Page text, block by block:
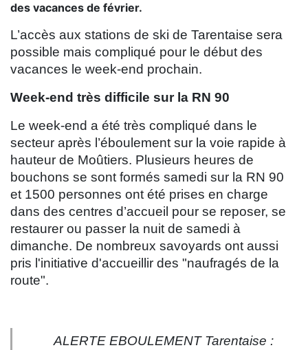
des vacances de février.
L’accès aux stations de ski de Tarentaise sera
possible mais compliqué pour le début des
vacances le week-end prochain.
Week-end très difficile sur la RN 90
Le week-end a été très compliqué dans le
secteur après l’éboulement sur la voie rapide à
hauteur de Moûtiers. Plusieurs heures de
bouchons se sont formés samedi sur la RN 90
et 1500 personnes ont été prises en charge
dans des centres d’accueil pour se reposer, se
restaurer ou passer la nuit de samedi à
dimanche. De nombreux savoyards ont aussi
pris l'initiative d'accueillir des "naufragés de la
route".
ALERTE EBOULEMENT Tarentaise :